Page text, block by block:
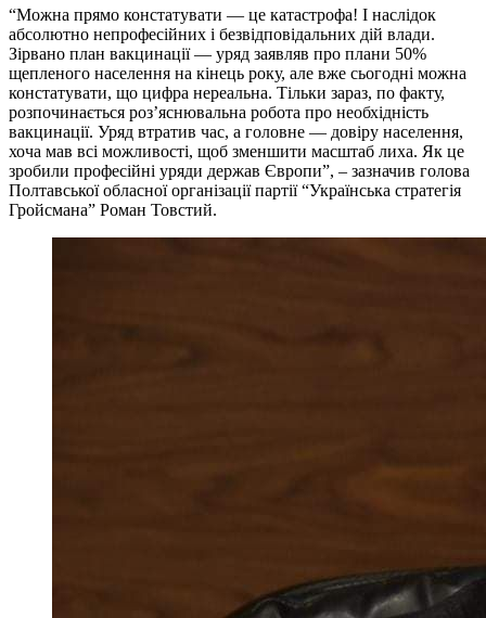
“Можна прямо констатувати — це катастрофа! І наслідок
абсолютно непрофесійних і безвідповідальних дій влади.
Зірвано план вакцинації — уряд заявляв про плани 50%
щепленого населення на кінець року, але вже сьогодні можна
констатувати, що цифра нереальна. Тільки зараз, по факту,
розпочинається роз’яснювальна робота про необхідність
вакцинації. Уряд втратив час, а головне — довіру населення,
хоча мав всі можливості, щоб зменшити масштаб лиха. Як це
зробили професійні уряди держав Європи”, – зазначив голова
Полтавської обласної організації партії “Українська стратегія
Гройсмана” Роман Товстий.